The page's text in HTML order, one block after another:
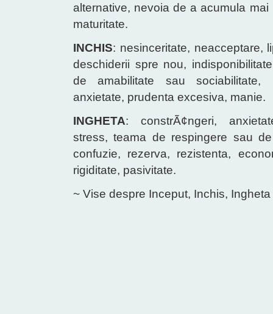
alternative, nevoia de a acumula
maturitate.
INCHIS: nesinceritate, neacceptare,
deschiderii spre nou,
de amabilitate sau sociabilitate,
anxietate, prudenta excesiva, manie.
INGHETA: constrÃ¢ngeri,
stress, teama de respingere sau
confuzie, rezerva, rezistenta,
rigiditate, pasivitate.
~ Vise despre Inceput, Inchis, Ingheta